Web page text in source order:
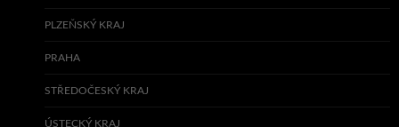
PLZEŇSKÝ KRAJ
PRAHA
STŘEDOČESKÝ KRAJ
ÚSTECKÝ KRAJ